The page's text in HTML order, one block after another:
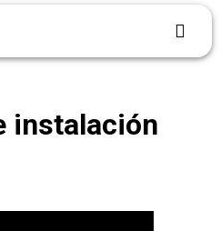
instalación